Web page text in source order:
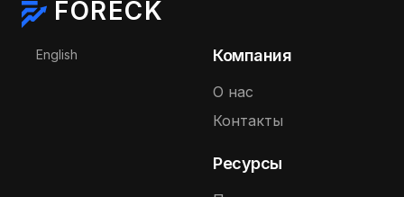
FORECK
Выберите язык
English Компания
О нас
Контакты
Ресурсы